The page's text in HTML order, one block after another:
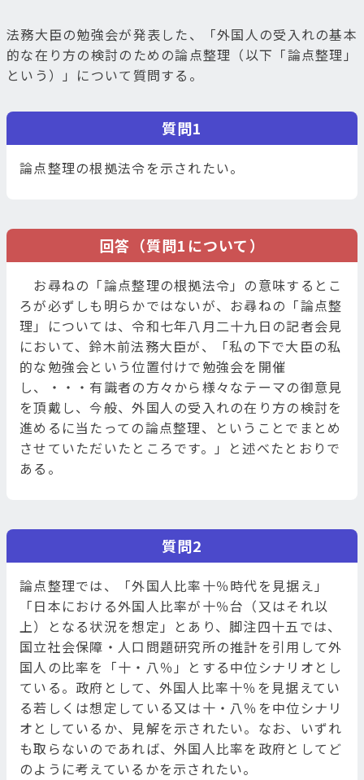
法務大臣の勉強会が発表した、「外国人の受入れの基本
的な在り方の検討のための論点整理（以下「論点整理」
という）」について質問する。
質問1
論点整理の根拠法令を示されたい。
回答（質問1について）
お尋ねの「論点整理の根拠法令」の意味するとこ
ろが必ずしも明らかではないが、お尋ねの「論点整
理」については、令和七年八月二十九日の記者会見
において、鈴木前法務大臣が、「私の下で大臣の私
的な勉強会という位置付けで勉強会を開催
し、・・・有識者の方々から様々なテーマの御意見
を頂戴し、今般、外国人の受入れの在り方の検討を
進めるに当たっての論点整理、ということでまとめ
させていただいたところです。」と述べたとおりで
ある。
質問2
論点整理では、「外国人比率十％時代を見据え」
「日本における外国人比率が十％台（又はそれ以
上）となる状況を想定」とあり、脚注四十五では、
国立社会保障・人口問題研究所の推計を引用して外
国人の比率を「十・八％」とする中位シナリオとし
ている。政府として、外国人比率十％を見据えてい
る若しくは想定している又は十・八％を中位シナリ
オとしているか、見解を示されたい。なお、いずれ
も取らないのであれば、外国人比率を政府としてど
のように考えているかを示されたい。